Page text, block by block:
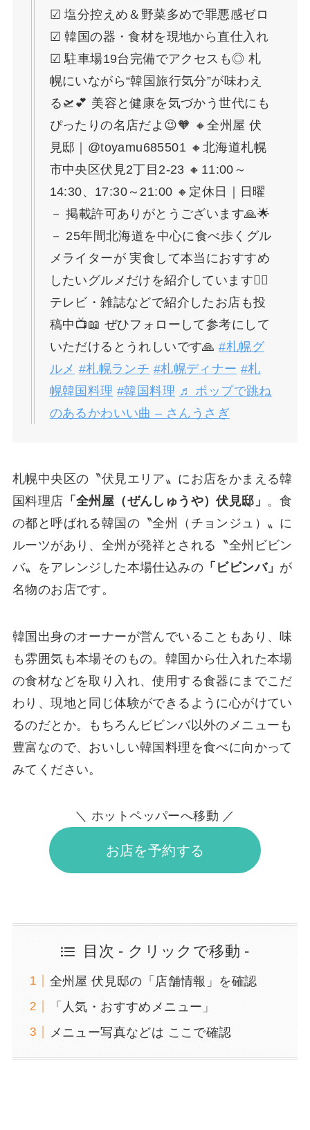
☑ 塩分控えめ＆野菜多めで罪悪感ゼロ
☑ 韓国の器・食材を現地から直仕入れ
☑ 駐車場19台完備でアクセスも◎ 札
幌にいながら“韓国旅行気分”が味わえ
る🛫💕 美容と健康を気づかう世代にも
ぴったりの名店だよ😉🧡 ⁡🔸全州屋 伏
見邸｜@toyamu685501 🔸北海道札幌
市中央区伏見2丁目2-23 🔸11:00～
14:30、17:30～21:00 🔸定休日｜日曜
－ 掲載許可ありがとうございます🙏🌟
－ 25年間北海道を中心に食べ歩くグル
メライターが 実食して本当におすすめ
したいグルメだけを紹介しています🙋‍♀️
テレビ・雑誌などで紹介したお店も投
稿中📺📖 ぜひフォローして参考にして
いただけるとうれしいです🙏#札幌グ
ルメ #札幌ランチ #札幌ディナー #札
幌韓国料理 #韓国料理 ♬ ポップで跳ね
のあるかわいい曲 – さんうさぎ
札幌中央区の〝伏見エリア〟にお店をかまえる韓
国料理店 「全州屋（ぜんしゅうや）伏見邸」 。食
の都と呼ばれる韓国の〝全州（チョンジュ）〟に
ルーツがあり、全州が発祥とされる〝全州ビビン
バ〟をアレンジした本場仕込みの「ビビンバ」 が
名物のお店です。
韓国出身のオーナーが営んでいることもあり、味
も雰囲気も本場そのもの。韓国から仕入れた本場
の食材などを取り入れ、使用する食器にまでこだ
わり、現地と同じ体験ができるように心がけてい
るのだとか。もちろんビビンバ以外のメニューも
豊富なので、おいしい韓国料理を食べに向かって
みてください。
＼ ホットペッパーへ移動 ／
お店を予約する
目次 - クリックで移動 -
全州屋 伏見邸の「店舗情報」を確認
「人気・おすすめメニュー」
メニュー写真などは ここで確認